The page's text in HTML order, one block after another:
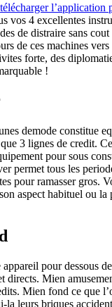
télécharger l’application
vos 4 excellentes
de distraire sans
de ces machines
forte, des
!
demode constitue
3 lignes de credit.
pour sous
permet tous les
pour ramasser gros.
aspect habituel ou
pour dessous
directs. Mien
Mien fond ce que
la leurs briques